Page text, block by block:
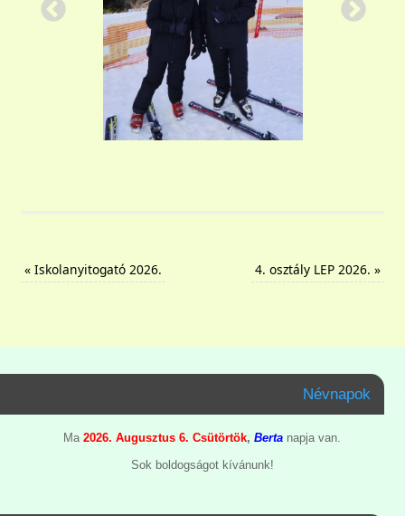
«Iskolanyitogató 2026. 4. osztály LEP 2026.»
Névnapok
Ma 2026. Augusztus 6. Csütörtök, Berta napja van.
Sok boldogságot kívánunk!